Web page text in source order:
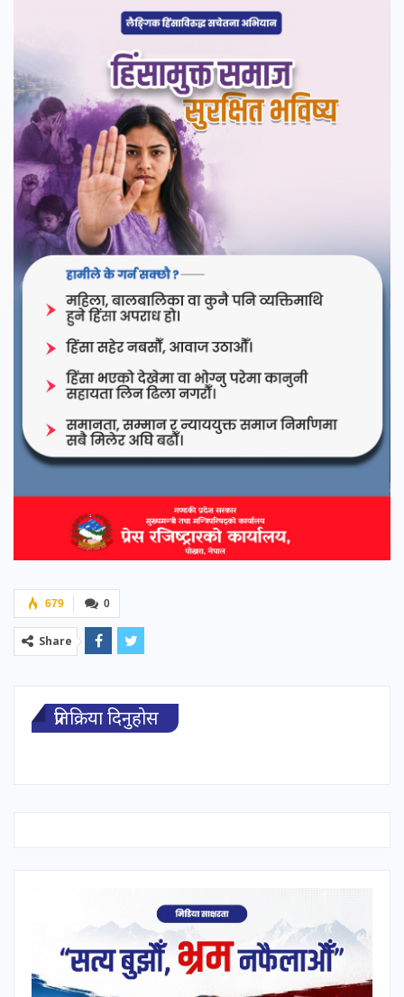
0
679
Share
प्रतिक्रिया दिनुहोस